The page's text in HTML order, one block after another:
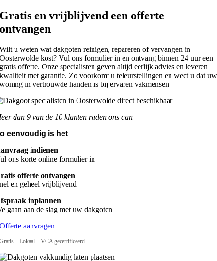
Gratis en vrijblijvend een offerte
ontvangen
Wilt u weten wat dakgoten reinigen, repareren of vervangen in
Oosterwolde kost? Vul ons formulier in en ontvang binnen 24 uur een
gratis offerte. Onze specialisten geven altijd eerlijk advies en leveren
kwaliteit met garantie. Zo voorkomt u teleurstellingen en weet u dat uw
woning in vertrouwde handen is bij ervaren vakmensen.
dan 9 van de 10 klanten raden ons aan
eenvoudig is het
indienen
ons korte online formulier in
offerte ontvangen
en geheel vrijblijvend
inplannen
gaan aan de slag met uw dakgoten
Offerte aanvragen
Gratis – Lokaal – VCA gecertificeerd